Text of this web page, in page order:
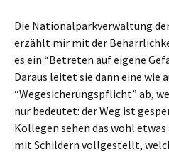
Die Nationalparkverwaltung
erzählt mir mit der
es ein “Betreten auf eigene
Daraus leitet sie dann eine wie
“Wegesicherungspflicht” ab,
nur bedeutet: der Weg ist
Kollegen sehen das wohl etwas
mit Schildern vollgestellt,